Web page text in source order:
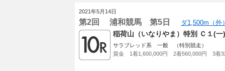
2021年5月14日
第2回 浦和競馬 第5日 ダ1,500m（外
稲荷山（いなりやま）特別 Ｃ１(
サラブレッド系 一般 （特別競走）
賞金 1着1,600,000円 2着560,000円 3着